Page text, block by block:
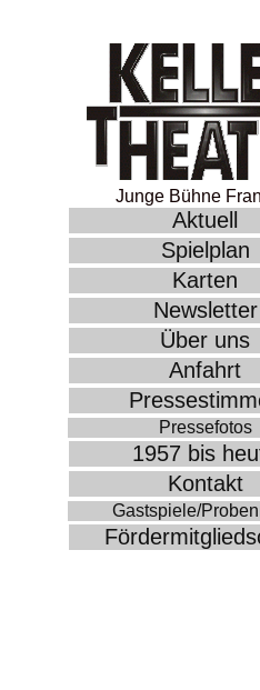
Junge Bühne
Aktuell
Spielplan
Karten
Newsletter
Über uns
Anfahrt
Pressefotos
1957 bis
Kontakt
Gastspiele/